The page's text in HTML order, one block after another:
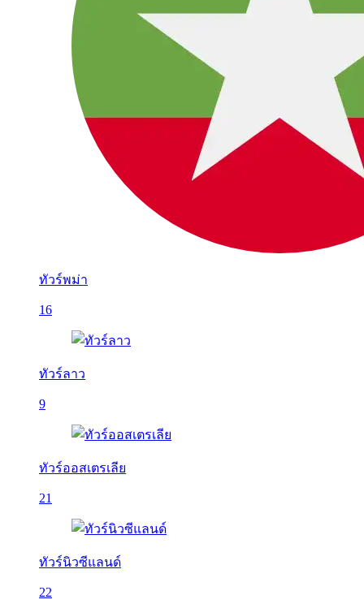
ทัวร์พม่า
16
ทัวร์ลาว
9
ทัวร์ออสเตรเลีย
21
ทัวร์นิวซีแลนด์
22